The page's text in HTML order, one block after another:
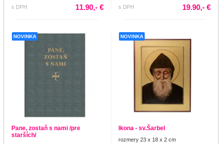
s DPH
11.90,- € s DPH 19.90,- €
NOVINKA
Pane, zostaň s nami /pre
starších/
NOVINKA
Ikona - sv.Šarbel
rozmery 23 x 18 x 2 cm